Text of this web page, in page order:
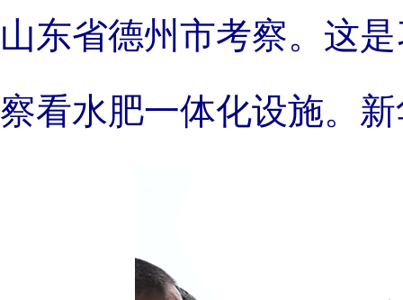
山东省德州市考察。这
察看水肥一体化设施。